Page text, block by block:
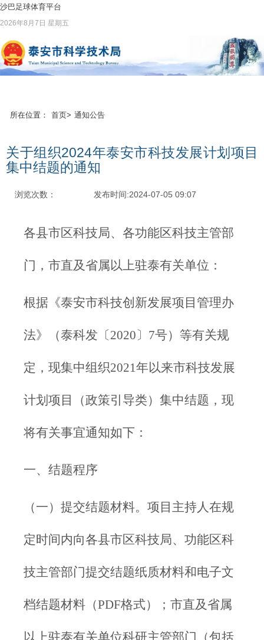
沙巴足球体育平台
2026年8月7日 星期五
所在位置： 首页> 通知公告
关于组织2024年泰安市科技发展计划项目
集中结题的通知
浏览次数： 发布时间:2024-07-05 09:07
各县市区科技局、各功能区科技主管部
门，市直及省属以上驻泰有关单位：
根据《泰安市科技创新发展项目管理办
法》（泰科发〔2020〕7号）等有关规
定，现集中组织2021年以来市科技发展
计划项目（政策引导类）集中结题，现
将有关事宜通知如下：
一、结题程序
（一）提交结题材料。项目主持人在规
定时间内向各县市区科技局、功能区科
技主管部门提交结题纸质材料和电子文
档结题材料（PDF格式）；市直及省属
以上驻泰有关单位科研主管部门（包括